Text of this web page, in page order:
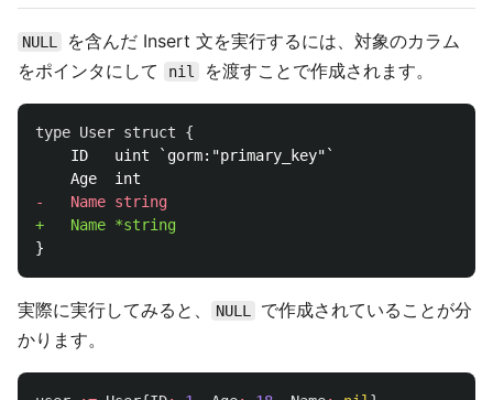
NULL
を含んだ Insert 文を実行するには、対象のカラム
をポインタにして
nil を渡すことで作成されます。
実際に実行してみると、 NULL
で作成されていることが分
かります。